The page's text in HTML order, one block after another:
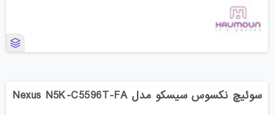
سوئیچ نکسوس سیسکو مدل Nexus N5K-C5596T-FA